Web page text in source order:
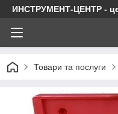
ИНСТРУМЕНТ-ЦЕНТР -
Товари та послуги